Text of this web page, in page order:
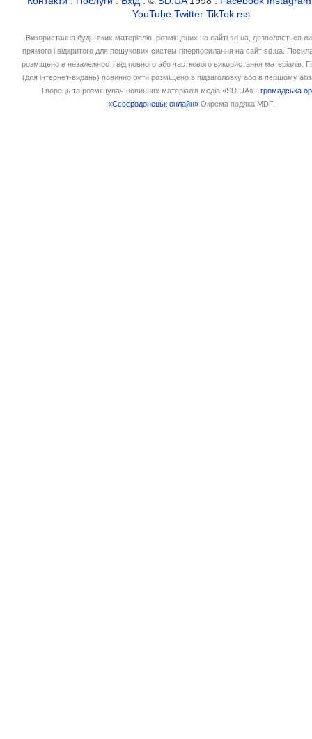
YouTube Twitter TikTok rss
Використання будь-яких матеріалів, розміщених на сайті sd.ua, дозволяється
прямого і відкритого для пошукових систем гіперпосилання на сайт sd.ua.
розміщено в незалежності від повного або часткового використання матеріалів.
(для інтернет-видань) повинно бути розміщено в підзаголовку або в першому
Творець та розміщувач новинних матеріалів медіа «SD.UA» -громадська
«Сєвєродонецьк онлайн» Окрема подяка MDF.